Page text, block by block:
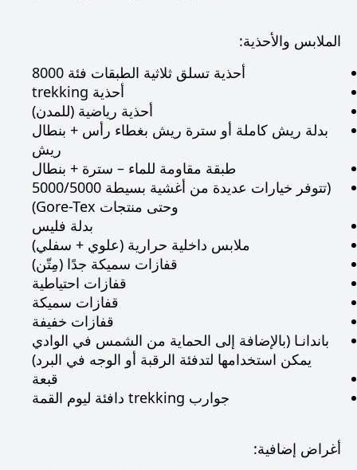
الملابس والأحذية:
أحذية تسلق ثلاثية الطبقات فئة 8000
أحذية trekking
أحذية رياضية (للمدن)
بدلة ريش كاملة أو سترة ريش بغطاء رأس + بنطال
ريش
طبقة مقاومة للماء – سترة + بنطال
(تتوفر خيارات عديدة من أغشية بسيطة 5000/5000
وحتى منتجات Gore-Tex)
بدلة فليس
ملابس داخلية حرارية (علوي + سفلي)
قفازات سميكة جدًا (مِتّن)
قفازات احتياطية
قفازات سميكة
قفازات خفيفة
باندانـا (بالإضافة إلى الحماية من الشمس في الوادي
يمكن استخدامها لتدفئة الرقبة أو الوجه في البرد)
قبعة
جوارب trekking دافئة ليوم القمة
أغراض إضافية: